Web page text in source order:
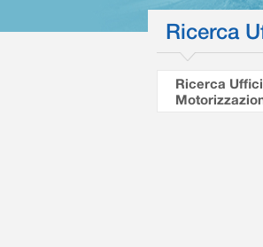
Ricerca
Ricerca